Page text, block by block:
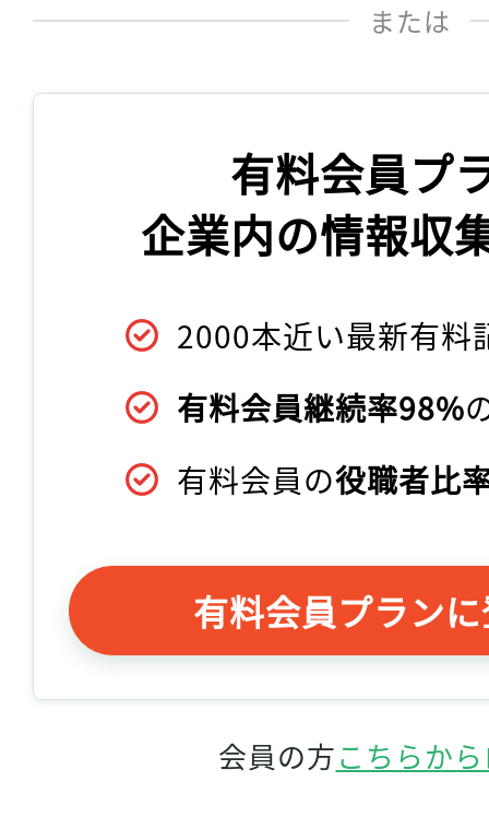
または
有料会員プ
企業内の情報収
2000本近い最新有料
有料会員継続率98%
有料会員の役職者比
有料会員プラン
会員の方こちらか